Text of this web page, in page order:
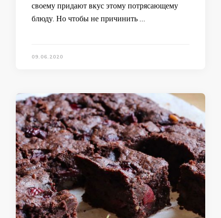
своему придают вкус этому потрясающему
блюду. Но чтобы не причинить …
09.06.2020